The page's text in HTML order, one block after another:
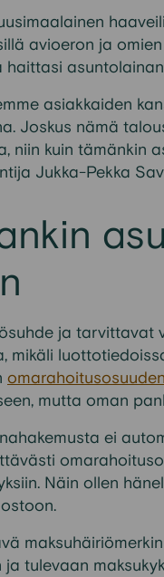
avioeron ja
haittasi
asiakkaiden
Joskus nämä
niin kuin tämänkin
Jukka-Pekka
ja tarvittavat
mikäli
omarahoitusosuuden
mutta oman
ei
Näin ollen
tulevaan